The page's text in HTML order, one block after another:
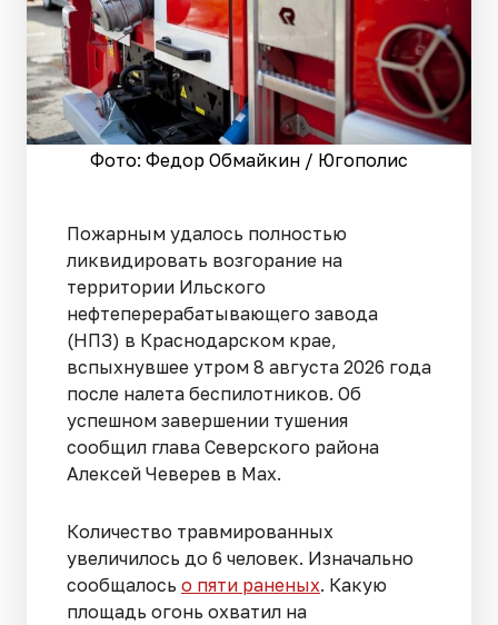
Фото: Федор Обмайкин / Югополис
Пожарным удалось полностью
ликвидировать возгорание на
территории Ильского
нефтеперерабатывающего завода
(НПЗ) в Краснодарском крае,
вспыхнувшее утром 8 августа 2026 года
после налета беспилотников. Об
успешном завершении тушения
сообщил глава Северского района
Алексей Чеверев в Max.
Количество травмированных
увеличилось до 6 человек. Изначально
сообщалось о пяти раненых. Какую
площадь огонь охватил на